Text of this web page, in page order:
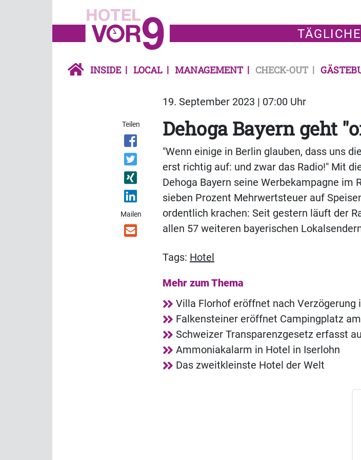
INSIDE LOCAL MANAGEMENT CHECK-OUT
19. September 2023 | 07:00 Uhr
Teilen
Mailen
Dehoga Bayern geht
"Wenn einige in Berlin glauben, dass uns
erst richtig auf: und zwar das Radio!" Mit
Dehoga Bayern seine Werbekampagne im
sieben Prozent Mehrwertsteuer auf
ordentlich krachen: Seit gestern läuft der
allen 57 weiteren bayerischen
Tags: Hotel
Mehr zum Thema
Villa Florhof eröffnet nach Verzögerung
Falkensteiner eröffnet Campingplatz
Schweizer Transparenzgesetz erfasst
Ammoniakalarm in Hotel in Iserlohn
Das zweitkleinste Hotel der Welt